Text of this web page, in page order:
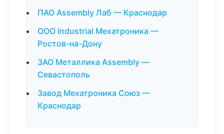
ПАО Assembly Лаб — Краснодар
ООО Industrial Мехатроника —
Ростов-на-Дону
ЗАО Металлика Assembly —
Севастополь
Завод Мехатроника Союз —
Краснодар